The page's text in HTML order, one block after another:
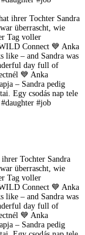
Tochter Sandra
überrascht, wie
Tag voller
Connect 💙 Anka
like – and Sandra was
day full of
💙 Anka
– Sandra pedig